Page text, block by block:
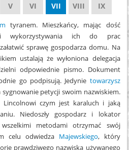
V VI VII VIII IX
tyranem. Mieszkańcy, mając dość
i wykorzystywania ich do prac
sprawę gospodarza domu. Na
ustalają że wyłoniona delegacja
odpowiednie pismo. Dokument
go podpisują. Jedynie towarzysz
petycji swoim nazwiskiem.
Lincolnowi czym jest karaluch i jaką
Niedoszły gospodarz i lokator
metodami otrzymać swój
celu odwiedza Majewskiego, który
prawdziwego nazwiska używanego